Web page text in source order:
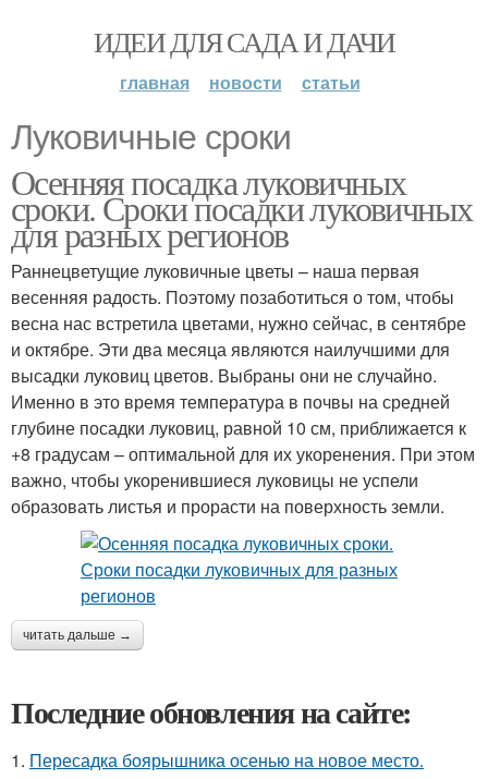
ИДЕИ ДЛЯ САДА И ДАЧИ
главная новости статьи
Луковичные сроки
Осенняя посадка луковичных
сроки. Сроки посадки луковичных
для разных регионов
Раннецветущие луковичные цветы – наша первая
весенняя радость. Поэтому позаботиться о том, чтобы
весна нас встретила цветами, нужно сейчас, в сентябре
и октябре. Эти два месяца являются наилучшими для
высадки луковиц цветов. Выбраны они не случайно.
Именно в это время температура в почвы на средней
глубине посадки луковиц, равной 10 см, приближается к
+8 градусам – оптимальной для их укоренения. При этом
важно, чтобы укоренившиеся луковицы не успели
образовать листья и прорасти на поверхность земли.
читать дальше →
Последние обновления на сайте:
1. Пересадка боярышника осенью на новое место.